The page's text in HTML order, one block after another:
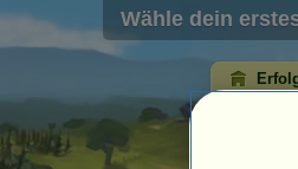
Wähle dein